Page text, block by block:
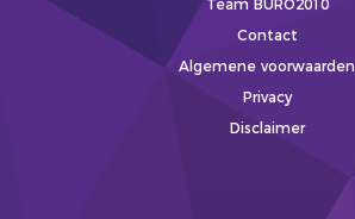
Team BURO2010
Contact
Algemene voorwaarden
Privacy
Disclaimer